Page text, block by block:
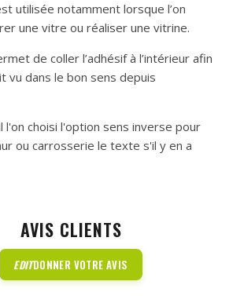
utilisée notamment lorsque l’on
une vitre ou réaliser une vitrine.
de coller l’adhésif à l’intérieur afin
vu dans le bon sens depuis
l'on choisi l'option sens inverse pour
ou carrosserie le texte s'il y en a
AVIS CLIENTS
EDITDONNER VOTRE AVIS